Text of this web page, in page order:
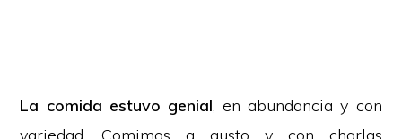
La comida estuvo genial, en abundancia y con